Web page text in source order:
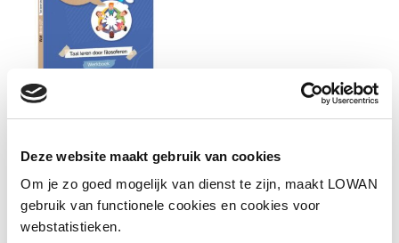
Deze website maakt gebruik van cookies
Om je zo goed mogelijk van dienst te zijn, maakt LOWAN
gebruik van functionele cookies en cookies voor
webstatistieken.
Informatie